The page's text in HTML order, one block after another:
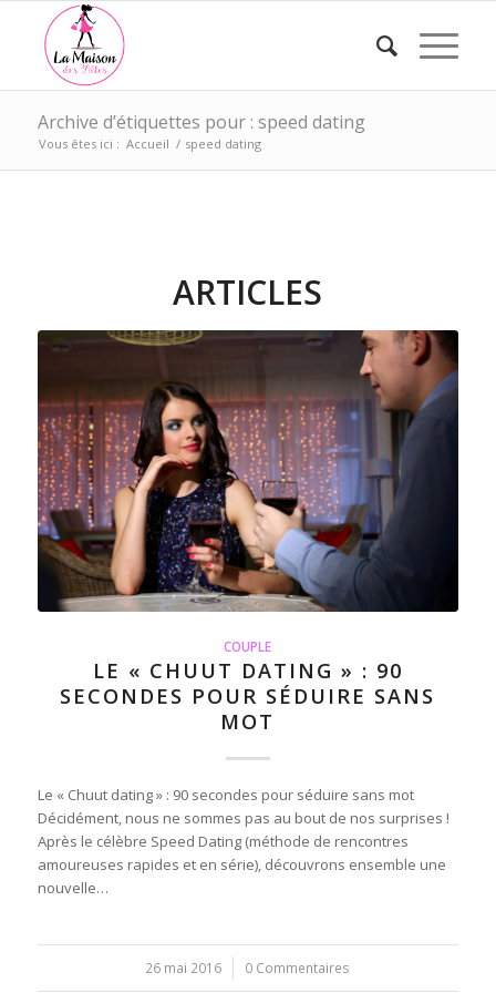
Archive d’étiquettes pour : speed dating
Vous êtes ici : Accueil / speed dating
ARTICLES
COUPLE
LE « CHUUT DATING » : 90
SECONDES POUR SÉDUIRE SANS
MOT
Le « Chuut dating » : 90 secondes pour séduire sans mot
Décidément, nous ne sommes pas au bout de nos surprises !
Après le célèbre Speed Dating (méthode de rencontres
amoureuses rapides et en série), découvrons ensemble une
nouvelle…
26 mai 2016
/ 0 Commentaires